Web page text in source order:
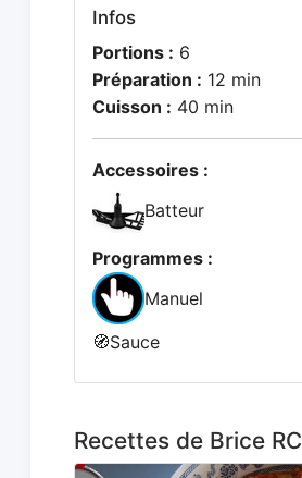
Infos
Portions : 6
Préparation : 12 min
Cuisson : 40 min
Accessoires :
Batteur
Programmes :
Manuel
🧭Sauce
Recettes de Brice RC